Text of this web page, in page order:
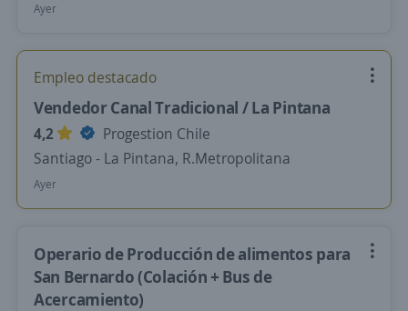
Ayer
Empleo destacado
Vendedor Canal Tradicional / La Pintana
4,2
Progestion Chile
Santiago - La Pintana, R.Metropolitana
Ayer
Operario de Producción de alimentos para
San Bernardo (Colación + Bus de
Acercamiento)